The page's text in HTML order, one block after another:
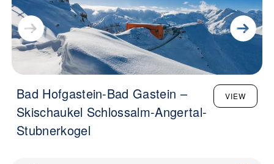
Bad Hofgastein-Bad Gastein –
Skischaukel Schlossalm-Angertal-
Stubnerkogel
VIEW